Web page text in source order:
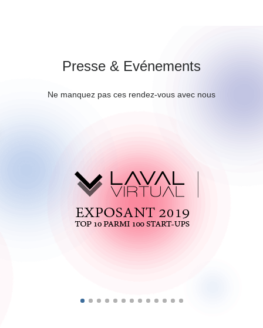
Presse & Evénements
Ne manquez pas ces rendez-vous avec nous